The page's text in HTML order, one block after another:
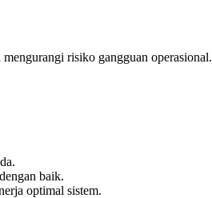
risiko gangguan operasional.
baik.
optimal sistem.